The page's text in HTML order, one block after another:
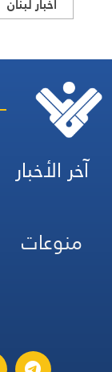
آخر الأخبار
منوعات